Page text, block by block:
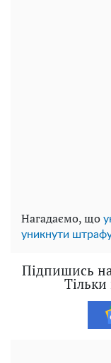
Нагадаємо, що
уникнути
Підпишись